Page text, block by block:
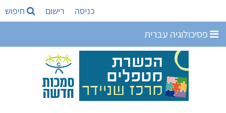
כניסה רישום חיפוש
פסיכולוגיה עברית